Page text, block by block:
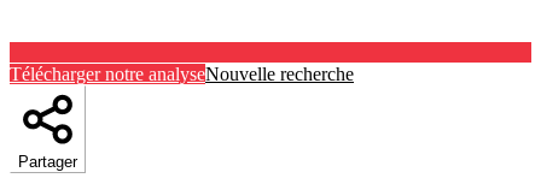
Télécharger notre analyseNouvelle recherche
Partager